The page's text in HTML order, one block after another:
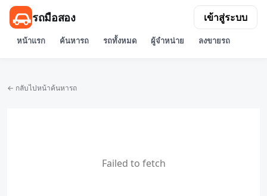
รถมือสอง
หน้าแรก ค้นหารถ รถทั้งหมด ผู้จำหน่าย ลงขายรถ
เข้าสู่ระบบ
← กลับไปหน้าค้นหารถ
Failed to fetch